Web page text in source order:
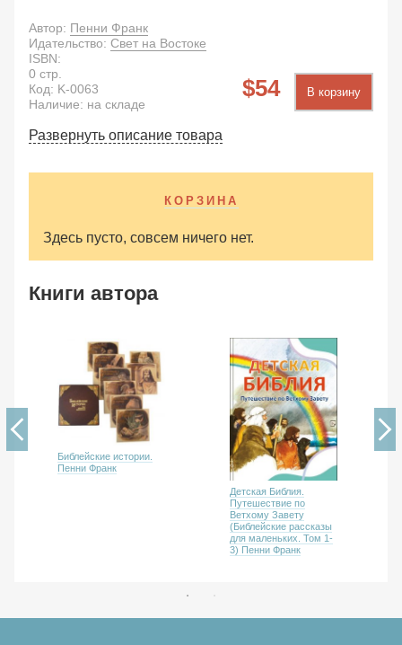
Автор: Пенни Франк
Идательство: Свет на Востоке
54 В корзину
ISBN:
0 стр.
Код: K-0063
Наличие: на складе
Развернуть описание товара
КОРЗИНА
Здесь пусто, совсем ничего нет.
Книги автора
Библейские истории.
Пенни Франк
Детская Библия.
Путешествие по
Ветхому Завету
(Библейские рассказы
для маленьких. Том 1-
3) Пенни Франк